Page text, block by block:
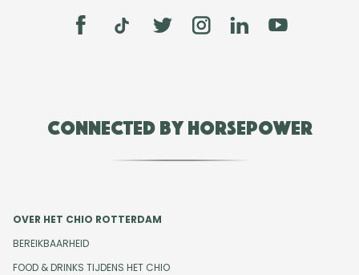
Connected by Horsepower
OVER HET CHIO ROTTERDAM
BEREIKBAARHEID
FOOD & DRINKS TIJDENS HET CHIO